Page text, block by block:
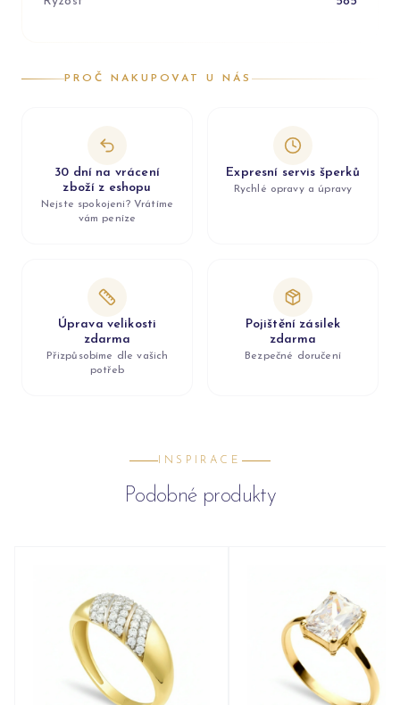
PROČ NAKUPOVAT U NÁS
30 dní na vrácení
zboží z eshopu
Nejste spokojeni? Vrátíme
vám peníze
Expresní servis šperků
Rychlé opravy a úpravy
Úprava velikosti
zdarma
Přizpůsobíme dle vašich
potřeb
Pojištění zásilek
zdarma
Bezpečné doručení
INSPIRACE
Podobné produkty